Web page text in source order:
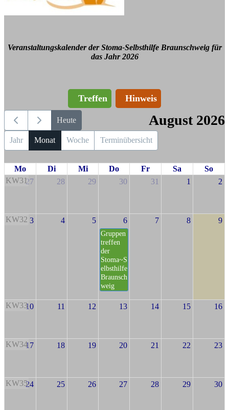
Veranstaltungskalender der Stoma-Selbsthilfe Braunschweig für
das Jahr 2026
Treffen Hinweis
Heute August 2026
Jahr Monat Woche Terminübersicht
Mo Di Mi Do Fr Sa
So
KW3127 28 29 30 31 1 2
KW32 3 4 5 6
Gruppen
treffen
der
Stoma~S
elbsthilfe
Braunsch
weig
7 8 9
KW3310 11 12 13 14 15 16
KW3417 18 19 20 21 22 23
KW3524 25 26 27 28 29 30